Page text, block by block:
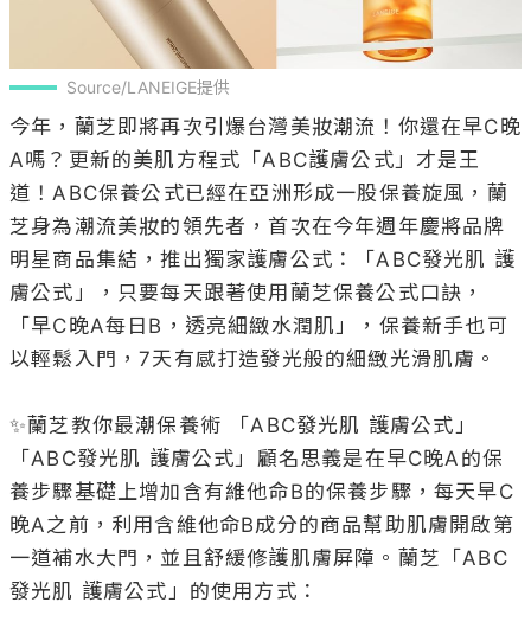
道！ABC保養公式已經在亞洲形成一股保養旋風，蘭
芝身為潮流美妝的領先者，首次在今年週年慶將品牌
明星商品集結，推出獨家護膚公式：「ABC發光肌 護
膚公式」，只要每天跟著使用蘭芝保養公式口訣，
「早C晚A每日B，透亮細緻水潤肌」，保養新手也可
以輕鬆入門，7天有感打造發光般的細緻光滑肌膚。
✨蘭芝教你最潮保養術 「ABC發光肌 護膚公式」
「ABC發光肌 護膚公式」顧名思義是在早C晚A的保
養步驟基礎上增加含有維他命B的保養步驟，每天早C
晚A之前，利用含維他命B成分的商品幫助肌膚開啟第
發光肌 護膚公式」的使用方式：